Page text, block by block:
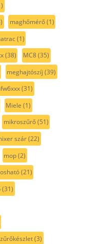
maghőmérő(1)
(1)
(38) MC8(35)
meghajtószíj (39)
(31)
Miele (1)
mikroszűrő(51)
szár(22)
mop(2)
(21)
(31)
(3)